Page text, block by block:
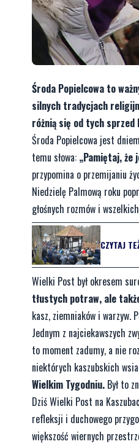
Środa Popielcowa to
silnych tradycjach
różnią się od tych sprzed
Środa Popielcowa jest
temu słowa: „Pamiętaj,
przypomina o przemijaniu
Niedzielę Palmową roku
głośnych rozmów i
CZYTAJ
Wielki Post był okresem
tłustych potraw, ale
kasz, ziemniaków i warzyw.
Jednym z najciekawszych
to moment zadumy, a nie
niektórych kaszubskich
Wielkim Tygodniu. Był to
Dziś Wielki Post na
refleksji i duchowego
większość wiernych